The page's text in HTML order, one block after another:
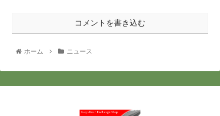
コメントを書き込む
ホーム ニュース